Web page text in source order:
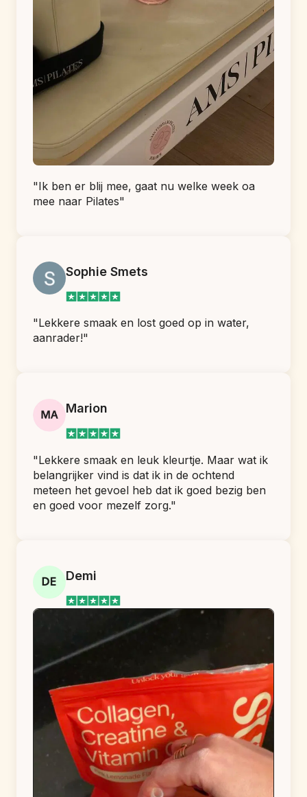
"Ik ben er blij mee, gaat nu welke week oa
mee naar Pilates"
Sophie Smets
"Lekkere smaak en lost goed op in water,
aanrader!"
Marion
"Lekkere smaak en leuk kleurtje. Maar wat ik
belangrijker vind is dat ik in de ochtend
meteen het gevoel heb dat ik goed bezig ben
en goed voor mezelf zorg."
Demi